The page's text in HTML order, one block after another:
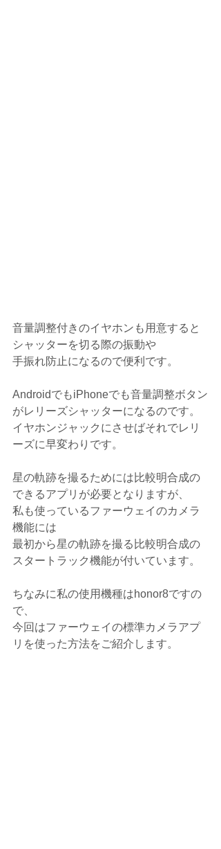
音量調整付きのイヤホンも用意すると
シャッターを切る際の振動や
手振れ防止になるので便利です。
AndroidでもiPhoneでも音量調整ボタン
がレリーズシャッターになるのです。
イヤホンジャックにさせばそれでレリ
ーズに早変わりです。
星の軌跡を撮るためには比較明合成の
できるアプリが必要となりますが、
私も使っているファーウェイのカメラ
機能には
最初から星の軌跡を撮る比較明合成の
スタートラック機能が付いています。
ちなみに私の使用機種はhonor8ですの
で、
今回はファーウェイの標準カメラアプ
リを使った方法をご紹介します。